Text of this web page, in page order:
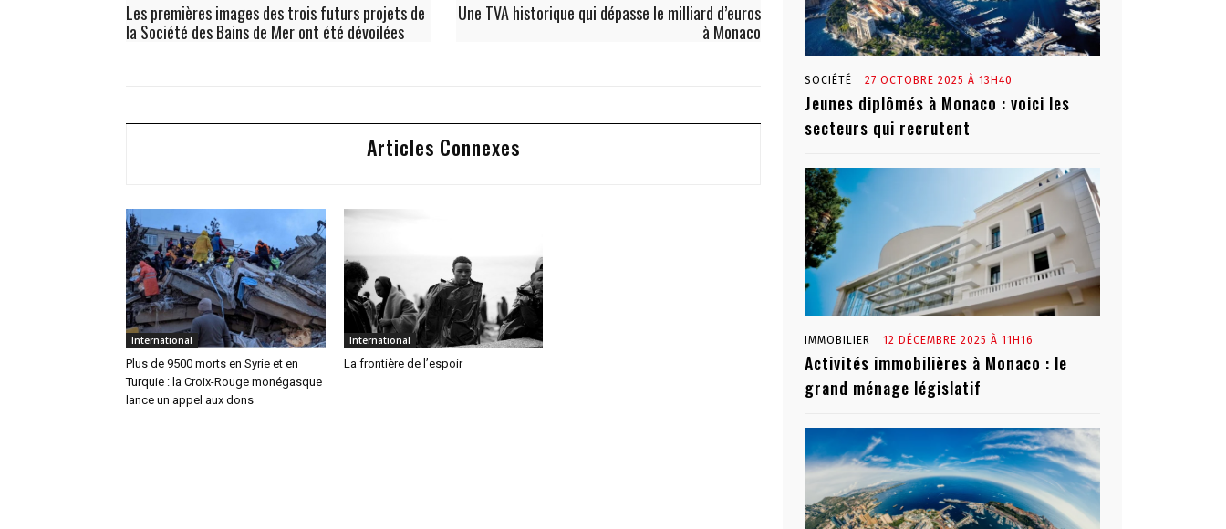
Les premières images des trois futurs projets de
la Société des Bains de Mer ont été dévoilées
Une TVA historique qui dépasse le milliard d’euros
à Monaco
Articles Connexes
International
Plus de 9500 morts en Syrie et en
Turquie : la Croix-Rouge monégasque
lance un appel aux dons
International
La frontière de l’espoir
SOCIÉTÉ 27 OCTOBRE 2025 À 13H40
Jeunes diplômés à Monaco : voici les
secteurs qui recrutent
IMMOBILIER 12 DÉCEMBRE 2025 À 11H16
Activités immobilières à Monaco : le
grand ménage législatif